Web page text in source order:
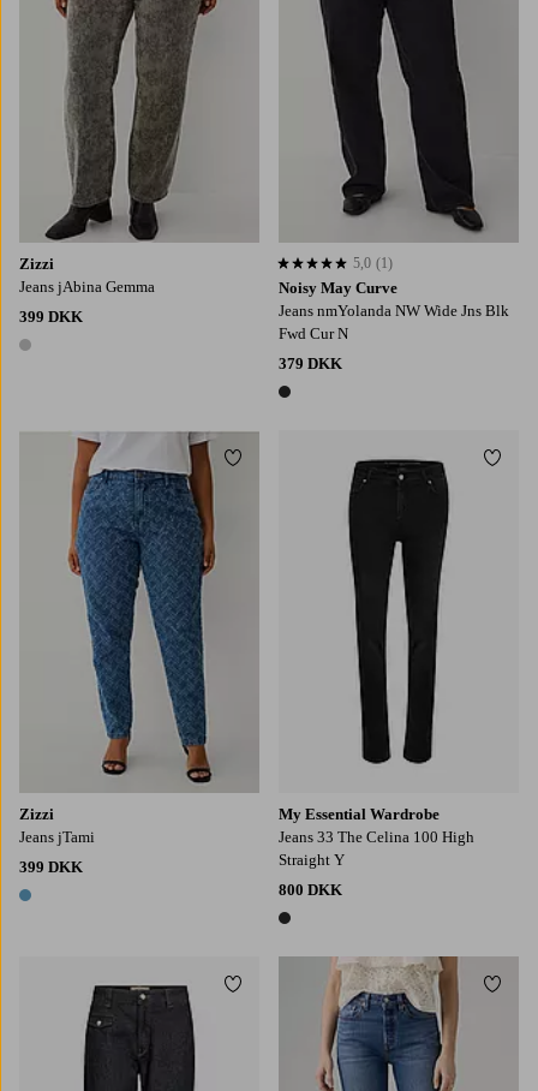
Zizzi
Jeans jAbina Gemma
399 DKK
1 farve
Noisy May Curve
Jeans nmYolanda NW Wide Jns Blk
Fwd Cur N
379 DKK
1 farve
5,0 baseret på 1 bedømmelser
5,0 (1)
Zizzi
Jeans jTami
399 DKK
1 farve
Tilføj til favoritter
W44/L30W46/L30W48/L30
My Essential Wardrobe
Jeans 33 The Celina 100 High
Straight Y
800 DKK
1 farve
Tilføj til favoritter